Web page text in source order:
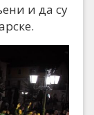
и да су